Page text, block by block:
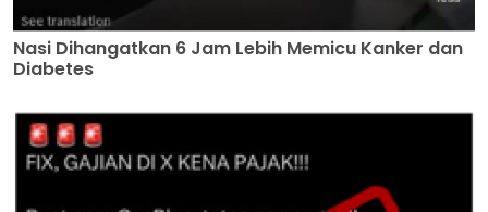
Nasi Dihangatkan 6 Jam Lebih Memicu Kanker dan
Diabetes